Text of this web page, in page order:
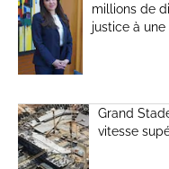
millions de
justice à
Grand
vitesse